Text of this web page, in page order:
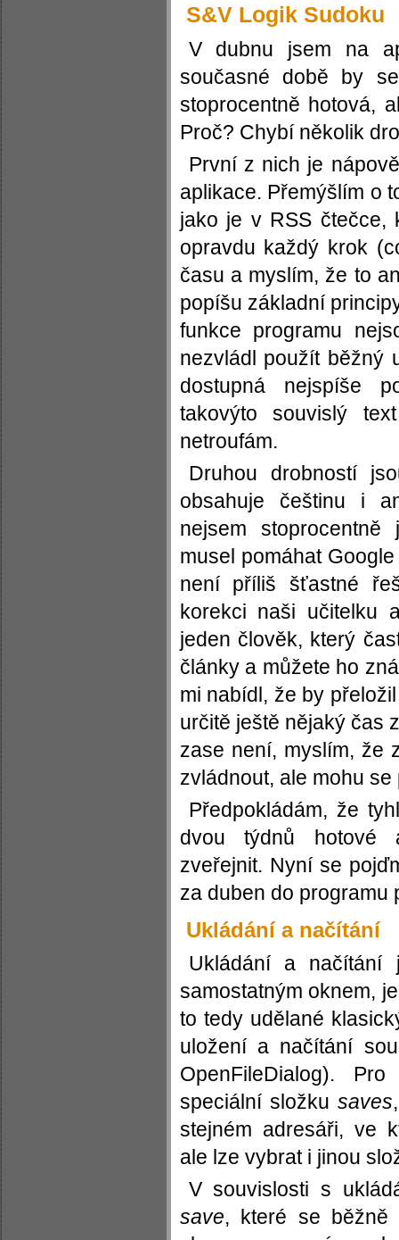
S&V Logik Sudoku
V dubnu jsem na
současné době by
stoprocentně hotová,
Proč? Chybí několik
První z nich je
aplikace. Přemýšlím o
jako je v RSS čtečce,
opravdu každý krok
času a myslím, že to
popíšu základní
funkce programu
nezvládl použít běžný
dostupná nejspíše
takovýto souvislý
netroufám.
Druhou drobností
obsahuje češtinu i
nejsem
musel pomáhat
není příliš šťastné
korekci naši učitelku
jeden člověk, který
články a můžete ho
mi nabídl, že by
určitě ještě nějaký čas
zase není, myslím, že
zvládnout, ale mohu se
Předpokládám, že
dvou týdnů hotové
zveřejnit. Nyní se
za duben do programu
Ukládání a načítání
Ukládání a načítání
samostatným oknem,
to tedy udělané
uložení a načítání
OpenFileDialog).
speciální složku saves
stejném adresáři, ve
ale lze vybrat i jinou
V souvislosti s
save, které se běžně